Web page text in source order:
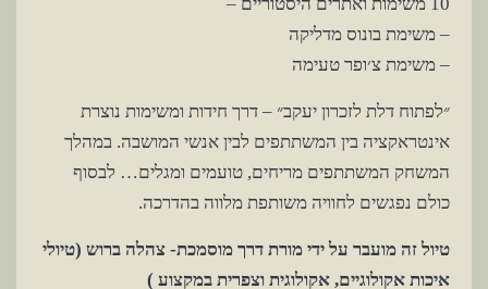
– משימת בונוס מדליקה
– משימת צ׳ופר טעימה
״לפתוח דלת לזכרון יעקב״ – דרך חידות ומשימות נוצרת
אינטראקציה בין המשתתפים לבין אנשי המושבה. במהלך
המשחק המשתתפים מריחים, טועמים ומגלים… לבסוף
כולם נפגשים לחוויה משותפת מלווה בהדרכה.
טיול זה מועבר על ידי מורת דרך מוסמכת- צהלה ברוש (טיולי
איכות אקולוגיים, אקולוגית וצפרית במקצוע )